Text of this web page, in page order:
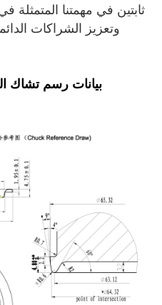
ثابتين في مهمتنا المتمثلة
وتعزيز الشراكات
209 # (62 مللي متر) بيانات رسم